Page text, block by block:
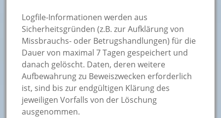
Logfile-Informationen werden aus
Sicherheitsgründen (z.B. zur Aufklärung von
Missbrauchs- oder Betrugshandlungen) für die
Dauer von maximal 7 Tagen gespeichert und
danach gelöscht. Daten, deren weitere
Aufbewahrung zu Beweiszwecken erforderlich
ist, sind bis zur endgültigen Klärung des
jeweiligen Vorfalls von der Löschung
ausgenommen.